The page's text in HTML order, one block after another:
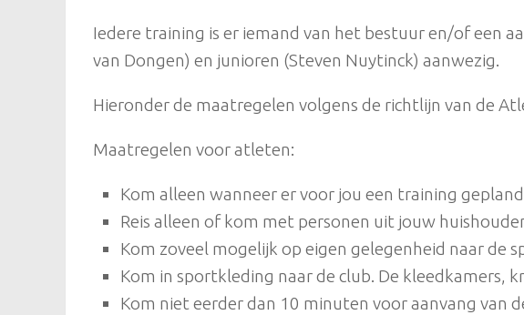
Iedere training is er iemand van het bestuur en/of een
van Dongen) en junioren (Steven Nuytinck) aanwezig.
Hieronder de maatregelen volgens de richtlijn van de
Maatregelen voor atleten:
Kom alleen wanneer er voor jou een training
Reis alleen of kom met personen uit jouw
Kom zoveel mogelijk op eigen gelegenheid naar de
Kom in sportkleding naar de club. De kleedkamers,
Kom niet eerder dan 10 minuten voor aanvang van